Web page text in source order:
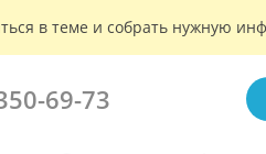
в теме и собрать нужную
69-73